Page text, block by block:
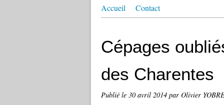
Accueil Contact
Cépages
des Charentes
Publié le 30 avril 2014 par Olivier